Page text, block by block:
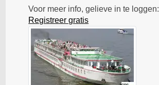
Voor meer info, gelieve in te loggen:
Registreer gratis